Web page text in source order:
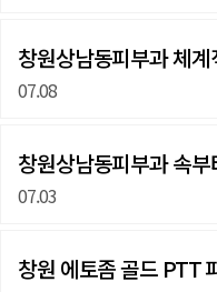
창원상남동피부과 체
07.08
창원상남동피부과 속
07.03
창원 에토좀 골드 PTT